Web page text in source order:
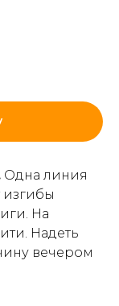
Одна линия
На
Надеть
вечером